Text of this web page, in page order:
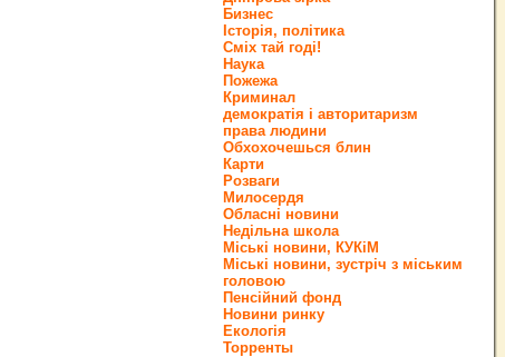
Бизнес
Історія, політика
Сміх тай годі!
Наука
Пожежа
Криминал
демократія і авторитаризм
права людини
Обхохочешься блин
Карти
Розваги
Милосердя
Обласні новини
Недільна школа
Міські новини, КУКіМ
Міські новини, зустріч з міським
головою
Пенсійний фонд
Новини ринку
Екологія
Торренты